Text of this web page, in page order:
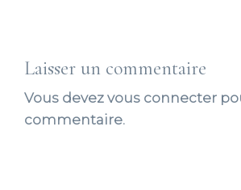
Laisser un commentaire
Vous devez vous connecter
commentaire.